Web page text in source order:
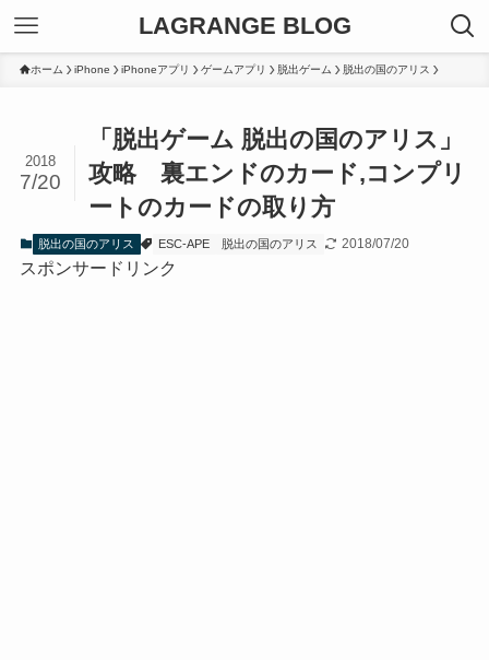
LAGRANGE BLOG
ホーム iPhone iPhoneアプリ ゲームアプリ 脱出ゲーム 脱出の国のアリス
「脱出ゲーム 脱出の国のアリス」
攻略 裏エンドのカード,コンプリ
ートのカードの取り方
2018
7/20
脱出の国のアリス ESC-APE 脱出の国のアリス 2018/07/20
スポンサードリンク